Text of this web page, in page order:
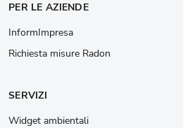
PER LE AZIENDE
InformImpresa
Richiesta misure Radon
SERVIZI
Widget ambientali